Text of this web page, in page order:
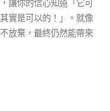
讓你的信心知道「它可
實是可以的！」。就像
放棄，最終仍然能帶來